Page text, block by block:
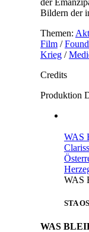
der
Bildern der
Themen:
Film/
Krieg/
Credits
Produktion
WAS
WAS
STA
WAS